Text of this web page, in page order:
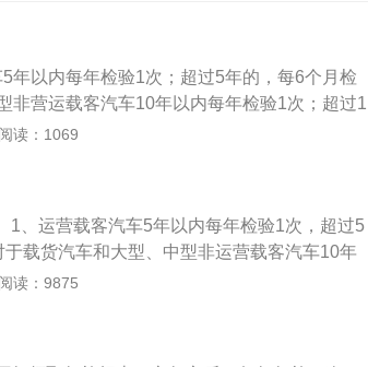
年以内每年检验1次；超过5年的，每6个月检
非营运载客汽车10年以内每年检验1次；超过1
、微型非营运载客汽车6年以内每2年检验1
证原件、机动车登记证书、本人身份证原
违章记录一定要在审车前处理违章；3、把车
车灯、倒车灯、转向灯、远光灯、近光灯、牌
正常；4、缴纳检测费后将车开到检测站门口
，车主等待提车；6、检测结束工作人员开检
辆都必须要做的一项检测，相当于每年一次
阅读：1069
1、运营载客汽车5年以内每年检验1次，超过5
载货汽车和大型、中型非运营载客汽车10年
个月检验1次。3、至于小型、微型非运营载客
拖拉机和其他机动车每年检验1次。
阅读：9875